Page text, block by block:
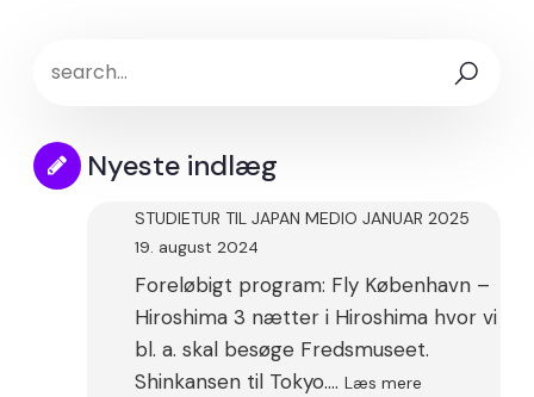
Nyeste indlæg
STUDIETUR TIL JAPAN MEDIO JANUAR 2025
19. august 2024
Foreløbigt program: Fly København –
Hiroshima 3 nætter i Hiroshima hvor vi
bl. a. skal besøge Fredsmuseet.
Shinkansen til Tokyo.… Læs mere